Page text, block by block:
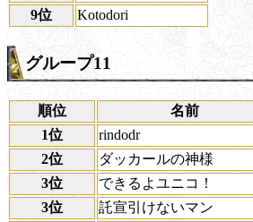
9位
Kotodori
グループ11
順位
名前
1位
rindodr
2位
ダッカールの神様
3位
できるよユニコ！
3位
託宣引けないマン